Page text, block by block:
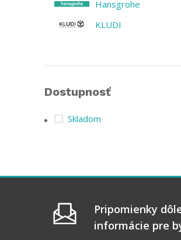
Hansgrohe
KLUDI
Dostupnosť
Skladom
Pripomienky
informácie pre